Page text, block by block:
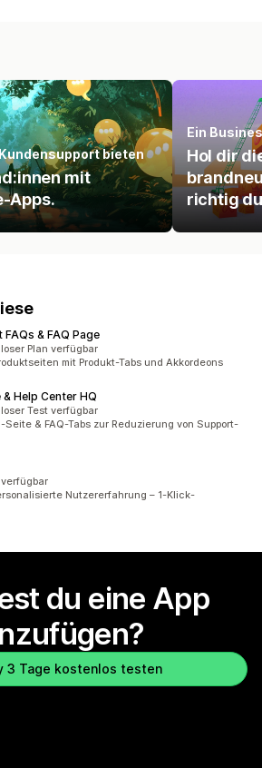
bieten
mit
Apps.
Ein
Hol dir
richtig
& FAQ Page
Plan verfügbar
mit Produkt-Tabs und Akkordeons
& Help Center HQ
Test verfügbar
Seite & FAQ-Tabs zur Reduzierung von Support-
Nutzererfahrung – 1-Klick-
du eine App
3 Tage kostenlos testen